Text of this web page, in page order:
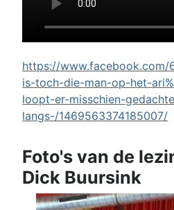
https://
is-toch-die-man-op-het-
loopt-er-misschien-
langs-/1469563374185007/
Foto's van de
Dick Buursink